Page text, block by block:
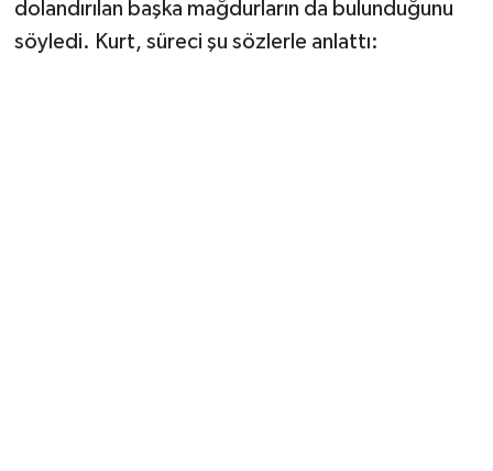
dolandırılan başka mağdurların da bulunduğunu
söyledi. Kurt, süreci şu sözlerle anlattı: